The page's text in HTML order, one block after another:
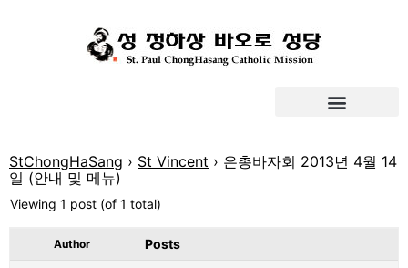
StChongHaSang › St Vincent › 은총바자회 2013년 4월 14
일 (안내 및 메뉴)
Viewing 1 post (of 1 total)
Author Posts